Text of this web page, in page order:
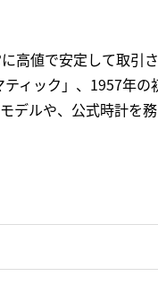
高値で安定して取引
ィック」、1957年の
デルや、公式時計を